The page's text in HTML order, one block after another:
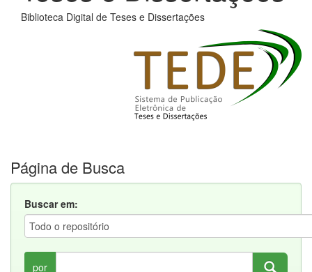
Biblioteca Digital de Teses e Dissertações
Página de Busca
Buscar em:
por